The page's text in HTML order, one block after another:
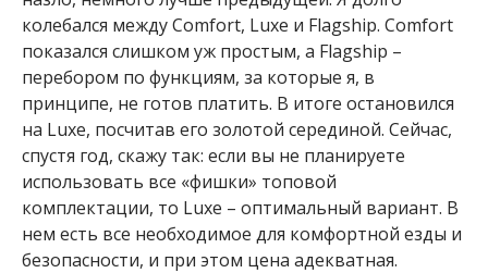
колебался между Comfort, Luxe и Flagship. Comfort
показался слишком уж простым, а Flagship –
перебором по функциям, за которые я, в
принципе, не готов платить. В итоге остановился
на Luxe, посчитав его золотой серединой. Сейчас,
спустя год, скажу так: если вы не планируете
использовать все «фишки» топовой
комплектации, то Luxe – оптимальный вариант. В
нем есть все необходимое для комфортной езды и
безопасности, и при этом цена адекватная.